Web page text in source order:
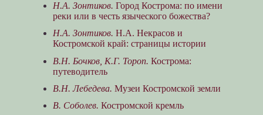
Н.А. Зонтиков. Город Кострома: по имени
реки или в честь языческого божества?
Н.А. Зонтиков. Н.А. Некрасов и
Костромской край: страницы истории
В.Н. Бочков, К.Г. Тороп. Кострома:
путеводитель
В.Н. Лебедева. Музеи Костромской земли
В. Соболев. Костромской кремль